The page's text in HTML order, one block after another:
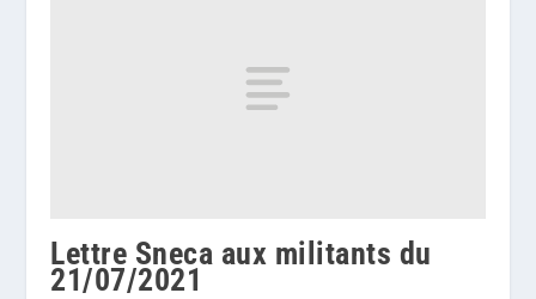
Lettre Sneca aux militants du
21/07/2021